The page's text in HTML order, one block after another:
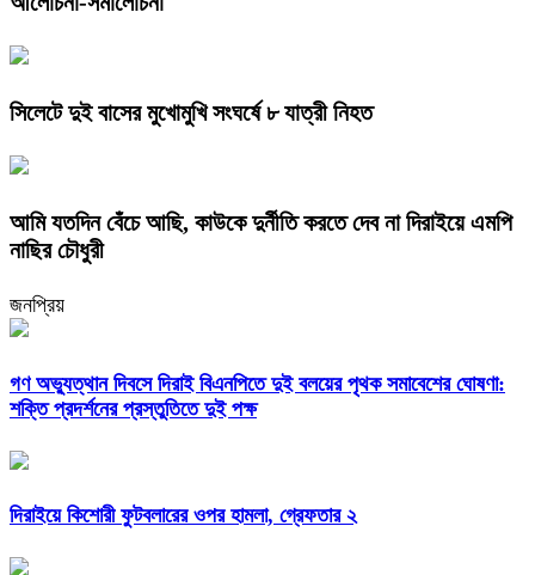
সিলেটে দুই বাসের মুখোমুখি সংঘর্ষে ৮ যাত্রী নিহত
আমি যতদিন বেঁচে আছি, কাউকে দুর্নীতি করতে দেব না দিরাইয়ে এমপি
নাছির চৌধুরী
জনপ্রিয়
গণ অভ্যুত্থান দিবসে দিরাই বিএনপিতে দুই বলয়ের পৃথক সমাবেশের ঘোষণা:
শক্তি প্রদর্শনের প্রস্তুতিতে দুই পক্ষ
দিরাইয়ে কিশোরী ফুটবলারের ওপর হামলা, গ্রেফতার ২